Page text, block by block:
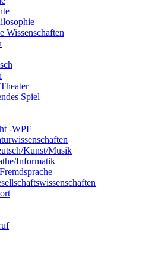
Wissenschaften
Spiel
-WPF
Kunst/Musik
Informatik